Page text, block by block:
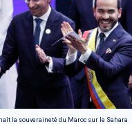
la souveraineté du Maroc sur le Sahara